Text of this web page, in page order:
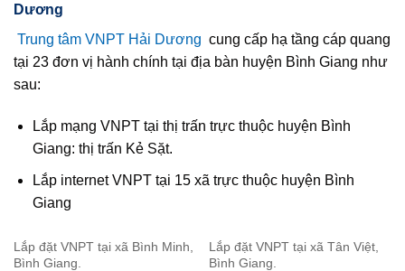
Dương
Trung tâm VNPT Hải Dương cung cấp hạ tầng cáp quang
tại 23 đơn vị hành chính tại địa bàn huyện Bình Giang như
sau:
Lắp mạng VNPT tại thị trấn trực thuộc huyện Bình
Giang: thị trấn Kẻ Sặt.
Lắp internet VNPT tại 15 xã trực thuộc huyện Bình
Giang
Lắp đặt VNPT tại xã Bình Minh,
Bình Giang.
Lắp đặt VNPT tại xã Tân Việt,
Bình Giang.